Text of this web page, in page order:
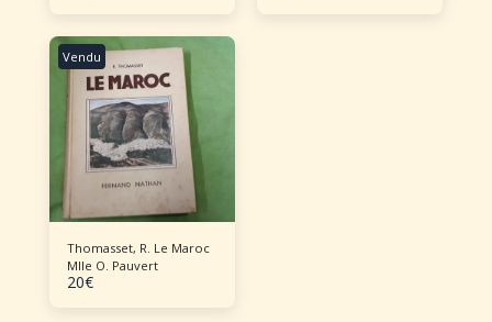
Vendu
Thomasset, R. Le Maroc
Mlle O. Pauvert
20€